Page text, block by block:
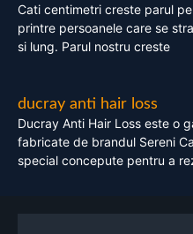
Cati centimetri creste parul
printre persoanele care se
si lung. Parul nostru creste
ducray anti hair loss
Ducray Anti Hair Loss este o
fabricate de brandul Sereni
special concepute pentru a